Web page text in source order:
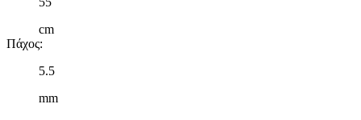
cm
Πάχος:
5.5
mm